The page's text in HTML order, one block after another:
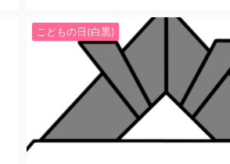
こどもの日(白黒)